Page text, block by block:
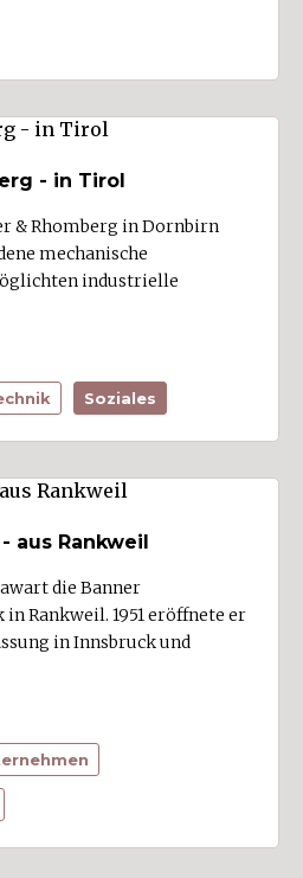
- in Tirol
& Rhomberg in Dornbirn
mechanische
industrielle
Soziales
aus Rankweil
die Banner
Rankweil. 1951 eröffnete er
in Innsbruck und